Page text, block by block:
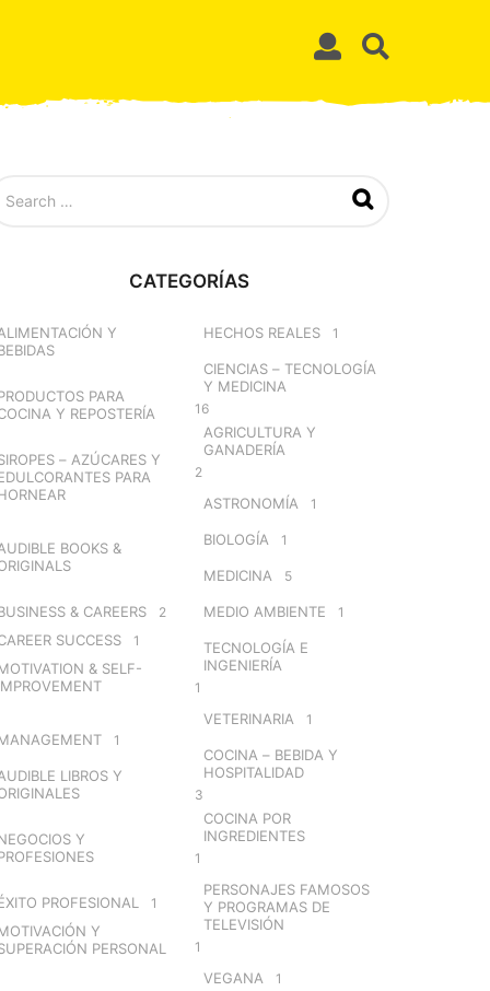
CATEGORÍAS
Y
PARA
Y REPOSTERÍA
– AZÚCARES Y
PARA
BOOKS &
& CAREERS 2
SUCCESS 1
& SELF-
1
LIBROS Y
Y
PROFESIONAL 1
Y
PERSONAL
HECHOS REALES 1
CIENCIAS – TECNOLOGÍA
Y MEDICINA
16
AGRICULTURA Y
GANADERÍA
2
ASTRONOMÍA 1
BIOLOGÍA 1
MEDICINA 5
MEDIO AMBIENTE 1
TECNOLOGÍA E
INGENIERÍA
1
VETERINARIA 1
COCINA – BEBIDA Y
HOSPITALIDAD
3
COCINA POR
INGREDIENTES
1
PERSONAJES FAMOSOS
Y PROGRAMAS DE
TELEVISIÓN
1
VEGANA 1